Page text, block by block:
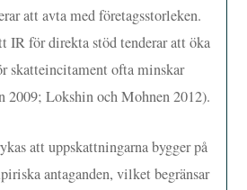
att avta med företagsstorleken.
IR för direkta stöd tenderar att öka
skatteincitament ofta minskar
2009; Lokshin och Mohnen 2012).
att uppskattningarna bygger på
antaganden, vilket begränsar